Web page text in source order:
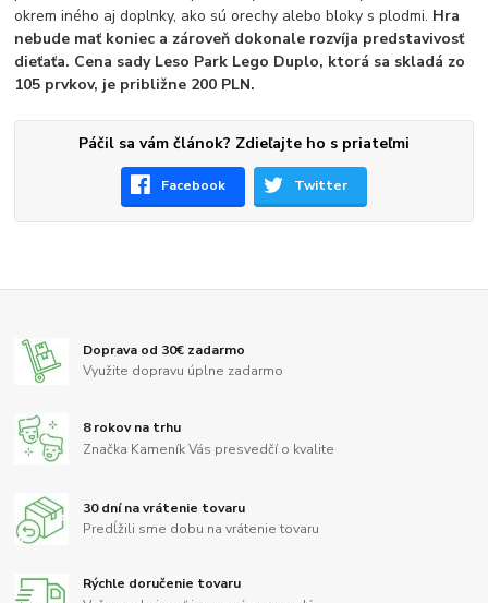
okrem iného aj doplnky, ako sú orechy alebo bloky s plodmi. Hra
nebude mať koniec a zároveň dokonale rozvíja predstavivosť
dieťaťa. Cena sady Leso Park Lego Duplo, ktorá sa skladá zo
105 prvkov, je približne 200 PLN.
Páčil sa vám článok? Zdieľajte ho s priateľmi
Facebook Twitter
Doprava od 30€ zadarmo
Využite dopravu úplne zadarmo
8 rokov na trhu
Značka Kameník Vás presvedčí o kvalite
30 dní na vrátenie tovaru
Predĺžili sme dobu na vrátenie tovaru
Rýchle doručenie tovaru